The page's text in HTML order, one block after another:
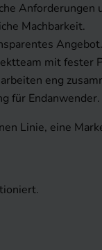
Anforderungen
Machbarkeit.
Angebot.
mit fester
eng
für Endanwender.
Linie, eine